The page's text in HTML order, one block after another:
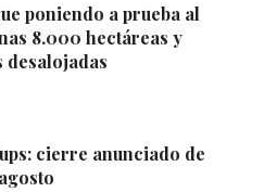
poniendo a prueba al
8.000 hectáreas y
desalojadas
cierre anunciado de